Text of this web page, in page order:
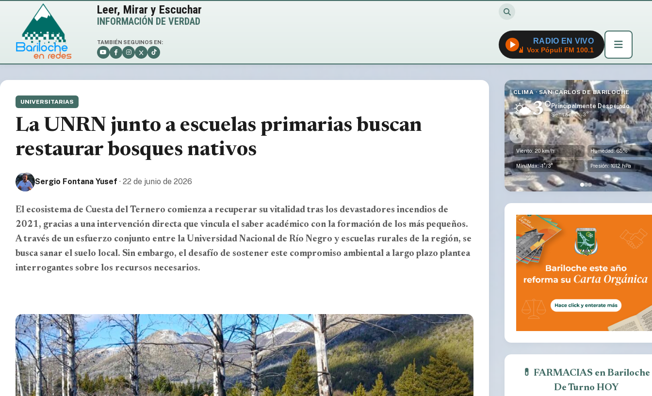
Leer, Mirar y Escuchar
INFORMACIÓN DE VERDAD
TAMBIÉN SEGUINOS EN: RADIO EN VIVO
Vox Pópuli FM 100.1
UNIVERSITARIAS
La UNRN junto a escuelas primarias buscan
restaurar bosques nativos
Sergio Fontana Yusef · 22 de junio de 2026
El ecosistema de Cuesta del Ternero comienza a recuperar su vitalidad tras los devastadores incendios de
2021, gracias a una intervención directa que vincula el saber académico con la formación de los más pequeños.
A través de un esfuerzo conjunto entre la Universidad Nacional de Río Negro y escuelas rurales de la región, se
busca sanar el suelo local. Sin embargo, el desafío de sostener este compromiso ambiental a largo plazo plantea
interrogantes sobre los recursos necesarios.
CLIMA · SAN CARLOS DE BARILOCHE
🌤️3°Principalmente Despejado
Sensación -3°
Viento: 20 km/h Humedad: 65%
Mín/Máx: -1°/3° Presión: 1012 hPa
‹
💊 FARMACIAS en Bariloche
De Turno HOY